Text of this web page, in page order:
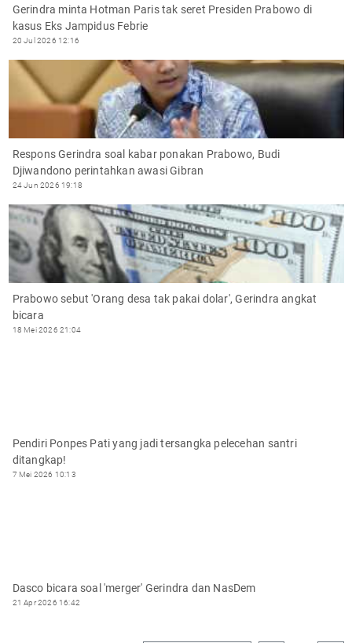
Gerindra minta Hotman Paris tak seret Presiden Prabowo di
kasus Eks Jampidus Febrie
20 Jul 2026 12:16
Respons Gerindra soal kabar ponakan Prabowo, Budi
Djiwandono perintahkan awasi Gibran
24 Jun 2026 19:18
Prabowo sebut 'Orang desa tak pakai dolar', Gerindra angkat
bicara
18 Mei 2026 21:04
Pendiri Ponpes Pati yang jadi tersangka pelecehan santri
ditangkap!
7 Mei 2026 10:13
Dasco bicara soal 'merger' Gerindra dan NasDem
21 Apr 2026 16:42